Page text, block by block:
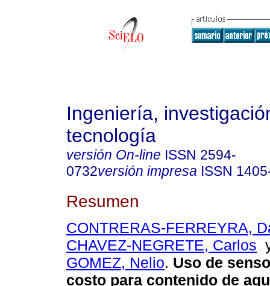
Ingeniería,
tecnología
versión On-line ISSN 2594-
0732versión impresa ISSN
Resumen
CONTRERAS-FERREYRA,
CHAVEZ-NEGRETE, Carlos
GOMEZ, Nelio. Uso de
costo para contenido de